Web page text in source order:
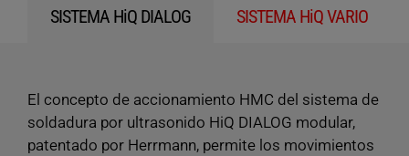
SISTEMA HiQ DIALOG SISTEMA HiQ VARIO
El concepto de accionamiento HMC del sistema de
soldadura por ultrasonido HiQ DIALOG modular,
patentado por Herrmann, permite los movimientos